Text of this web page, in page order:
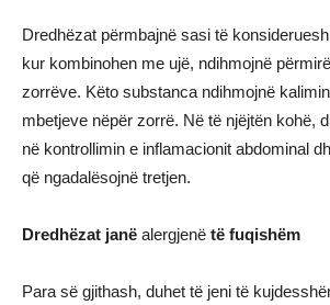
Dredhëzat përmbajnë sasi të
kur kombinohen me ujë, ndihmojnë
zorrëve. Këto substanca ndihmojnë
mbetjeve nëpër zorrë. Në të njëjtën kohë,
në kontrollimin e inflamacionit abdominal
që ngadalësojnë tretjen.
Dredhëzat janë alergjenë të fuqishëm
Para së gjithash, duhet të jeni të